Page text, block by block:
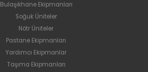
Bulaşıkhane Ekipmanları
Soğuk Üniteler
Nötr Üniteler
Pastane Ekipmanları
Yardımcı Ekipmanlar
Taşıma Ekipmanları